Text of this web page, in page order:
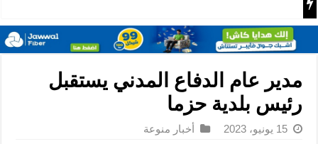
المكتب الحركي للعمال إقليم غرب غزة يختتم الدورة
مدير عام الدفاع المدني يستقبل
رئيس بلدية حزما
15 يونيو، 2023 أخبار منوعة